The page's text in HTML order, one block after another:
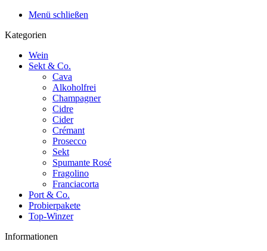
Menü schließen
Kategorien
Wein
Sekt & Co.
Cava
Alkoholfrei
Champagner
Cidre
Cider
Crémant
Prosecco
Sekt
Spumante Rosé
Fragolino
Franciacorta
Port & Co.
Probierpakete
Top-Winzer
Informationen